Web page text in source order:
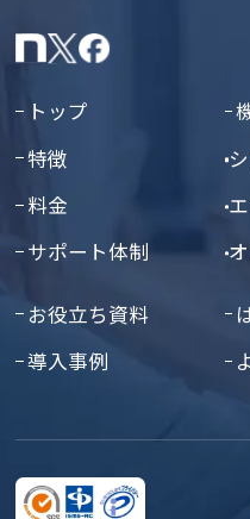
トップ
特徴
料金
サポート体制
お役立ち資料
導入事例